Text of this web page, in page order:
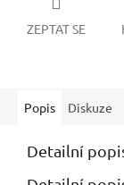
ZEPTAT SE
Popis Diskuze
Detailní